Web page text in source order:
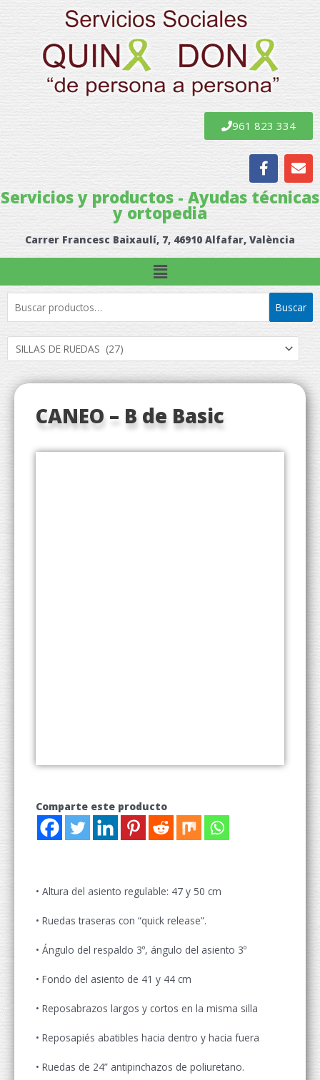
al
contenido
961 823 334
F
a
c
e
o
o
k
E
n
v
e
e
Servicios y productos - Ayudas técnicas
y ortopedia
Carrer Francesc Baixaulí, 7, 46910 Alfafar, València
Menú
por:
Buscar
CANEO – B de Basic
Comparte este producto
• Altura del asiento regulable: 47 y 50 cm
• Ruedas traseras con “quick release”.
• Ángulo del respaldo 3º, ángulo del asiento 3º
• Fondo del asiento de 41 y 44 cm
• Reposabrazos largos y cortos en la misma silla
• Reposapiés abatibles hacia dentro y hacia fuera
• Ruedas de 24” antipinchazos de poliuretano.